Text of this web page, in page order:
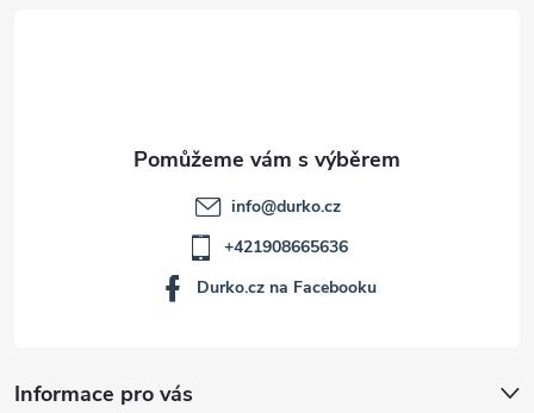
Informace pro vás
info@durko.cz
+421908665636
Durko.cz na Facebooku